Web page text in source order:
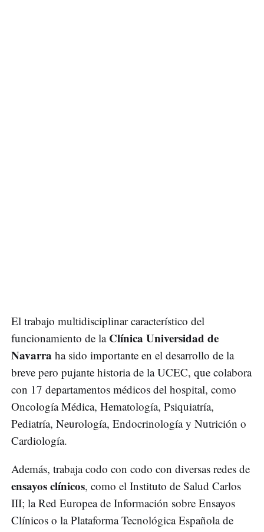
El trabajo multidisciplinar característico del
funcionamiento de la Clínica Universidad de
Navarra ha sido importante en el desarrollo de la
breve pero pujante historia de la UCEC, que colabora
con 17 departamentos médicos del hospital, como
Oncología Médica, Hematología, Psiquiatría,
Pediatría, Neurología, Endocrinología y Nutrición o
Cardiología.
Además, trabaja codo con codo con diversas redes de
ensayos clínicos, como el Instituto de Salud Carlos
III; la Red Europea de Información sobre Ensayos
Clínicos o la Plataforma Tecnológica Española de